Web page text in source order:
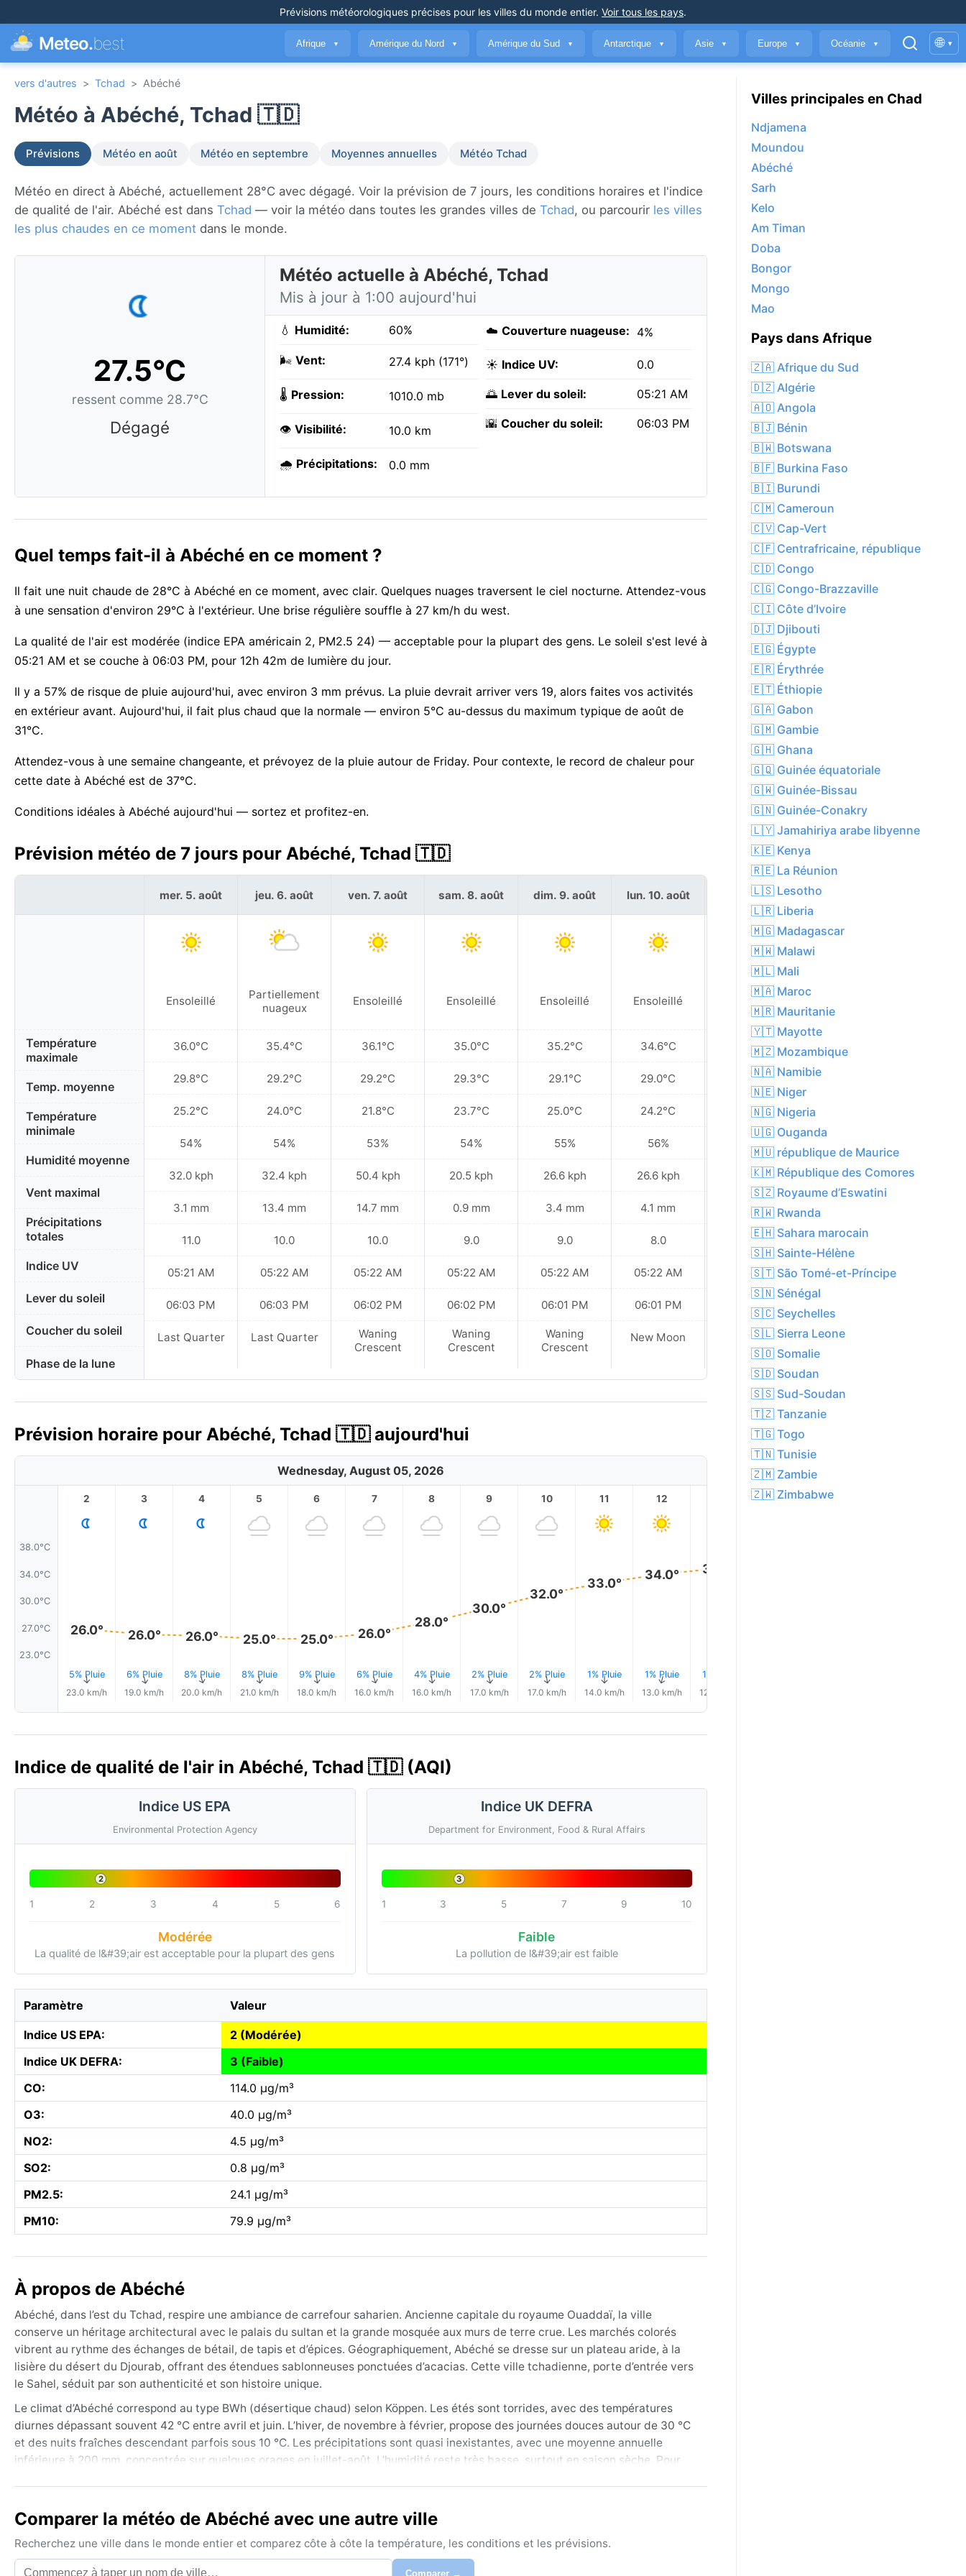
Prévisions météorologiques précises pour les villes du monde entier. Voir tous les pays.
Meteo.best Afrique ▼ Amérique du Nord ▼ Amérique du Sud ▼ Antarctique ▼ Asie ▼ Europe ▼ Océanie ▼ 🌐 ▾
vers d'autres > Tchad > Abéché
Météo à Abéché, Tchad 🇹🇩
Prévisions Météo en août Météo en septembre Moyennes annuelles Météo Tchad
Météo en direct à Abéché, actuellement 28°C avec dégagé. Voir la prévision de 7 jours, les conditions horaires et l'indice
de qualité de l'air. Abéché est dans Tchad — voir la météo dans toutes les grandes villes de Tchad, ou parcourir les villes
les plus chaudes en ce moment dans le monde.
27.5°C
ressent comme 28.7°C
Dégagé
Météo actuelle à Abéché, Tchad
Mis à jour à 1:00 aujourd'hui
💧 Humidité: 60%
🌬️ Vent: 27.4 kph (171°)
🌡️ Pression: 1010.0 mb
👁️ Visibilité: 10.0 km
🌧️ Précipitations: 0.0 mm
☁️ Couverture nuageuse: 4%
☀️ Indice UV: 0.0
🌅 Lever du soleil: 05:21 AM
🌇 Coucher du soleil: 06:03 PM
Quel temps fait-il à Abéché en ce moment ?
Il fait une nuit chaude de 28°C à Abéché en ce moment, avec clair. Quelques nuages traversent le ciel nocturne. Attendez-vous
à une sensation d'environ 29°C à l'extérieur. Une brise régulière souffle à 27 km/h du west.
La qualité de l'air est modérée (indice EPA américain 2, PM2.5 24) — acceptable pour la plupart des gens. Le soleil s'est levé à
05:21 AM et se couche à 06:03 PM, pour 12h 42m de lumière du jour.
Il y a 57% de risque de pluie aujourd'hui, avec environ 3 mm prévus. La pluie devrait arriver vers 19, alors faites vos activités
en extérieur avant. Aujourd'hui, il fait plus chaud que la normale — environ 5°C au-dessus du maximum typique de août de
31°C.
Attendez-vous à une semaine changeante, et prévoyez de la pluie autour de Friday. Pour contexte, le record de chaleur pour
cette date à Abéché est de 37°C.
Conditions idéales à Abéché aujourd'hui — sortez et profitez-en.
Prévision météo de 7 jours pour Abéché, Tchad 🇹🇩
Température
maximale
Temp. moyenne
Température
minimale
Humidité moyenne
Vent maximal
Précipitations
totales
Indice UV
Lever du soleil
Coucher du soleil
Phase de la lune
mer. 5. août
Ensoleillé
36.0°C
29.8°C
25.2°C
54%
32.0 kph
3.1 mm
11.0
05:21 AM
06:03 PM
Last Quarter
jeu. 6. août
Partiellement
nuageux
35.4°C
29.2°C
24.0°C
54%
32.4 kph
13.4 mm
10.0
05:22 AM
06:03 PM
Last Quarter
ven. 7. août
Ensoleillé
36.1°C
29.2°C
21.8°C
53%
50.4 kph
14.7 mm
10.0
05:22 AM
06:02 PM
Waning
Crescent
sam. 8. août
Ensoleillé
35.0°C
29.3°C
23.7°C
54%
20.5 kph
0.9 mm
9.0
05:22 AM
06:02 PM
Waning
Crescent
dim. 9. août
Ensoleillé
35.2°C
29.1°C
25.0°C
55%
26.6 kph
3.4 mm
9.0
05:22 AM
06:01 PM
Waning
Crescent
lun. 10. août
Ensoleillé
34.6°C
29.0°C
24.2°C
56%
26.6 kph
4.1 mm
8.0
05:22 AM
06:01 PM
New Moon
mar. 11. août
Ensoleillé
33.9°C
28.0°C
23.4°C
30.6 kph
8.3 mm
8.0
05:23 AM
06:00 PM
New Moon
Prévision horaire pour Abéché, Tchad 🇹🇩 aujourd'hui
Wednesday, August 05, 2026
38.0°C
34.0°C
30.0°C
27.0°C
23.0°C
2
26.0°
5% Pluie
↑
23.0 km/h
3
26.0°
6% Pluie
↑
19.0 km/h
4
26.0°
8% Pluie
↑
20.0 km/h
5
25.0°
8% Pluie
↑
21.0 km/h
6
25.0°
9% Pluie
↑
18.0 km/h
7
26.0°
6% Pluie
↑
16.0 km/h
8
28.0°
4% Pluie
↑
16.0 km/h
9
30.0°
2% Pluie
↑
17.0 km/h
10
32.0°
2% Pluie
↑
17.0 km/h
11
33.0°
1% Pluie
↑
14.0 km/h
12
34.0°
1% Pluie
↑
13.0 km/h
35.0°
1% Pluie
12.0 km/h
14 15
Indice de qualité de l'air in Abéché, Tchad 🇹🇩 (AQI)
Indice US EPA
Environmental Protection Agency
2
1 2 3 4 5 6
Modérée
La qualité de l&#39;air est acceptable pour la plupart des gens
Indice UK DEFRA
Department for Environment, Food & Rural Affairs
3
1 3 5 7 9 10
Faible
La pollution de l&#39;air est faible
Paramètre Valeur
Indice US EPA:
2 (Modérée)
Indice UK DEFRA:
3 (Faible)
CO:
114.0 µg/m³
O3:
40.0 µg/m³
NO2:
4.5 µg/m³
SO2:
0.8 µg/m³
PM2.5:
24.1 µg/m³
PM10:
79.9 µg/m³
À propos de Abéché
Abéché, dans l’est du Tchad, respire une ambiance de carrefour saharien. Ancienne capitale du royaume Ouaddaï, la ville
conserve un héritage architectural avec le palais du sultan et la grande mosquée aux murs de terre crue. Les marchés colorés
vibrent au rythme des échanges de bétail, de tapis et d’épices. Géographiquement, Abéché se dresse sur un plateau aride, à la
lisière du désert du Djourab, offrant des étendues sablonneuses ponctuées d’acacias. Cette ville tchadienne, porte d’entrée vers
le Sahel, séduit par son authenticité et son histoire unique.
Le climat d’Abéché correspond au type BWh (désertique chaud) selon Köppen. Les étés sont torrides, avec des températures
diurnes dépassant souvent 42 °C entre avril et juin. L’hiver, de novembre à février, propose des journées douces autour de 30 °C
et des nuits fraîches descendant parfois sous 10 °C. Les précipitations sont quasi inexistantes, avec une moyenne annuelle
inférieure à 200 mm, concentrée sur quelques orages en juillet-août. L’humidité reste très basse, surtout en saison sèche. Pour
Comparer la météo de Abéché avec une autre ville
Recherchez une ville dans le monde entier et comparez côte à côte la température, les conditions et les prévisions.
Comparer →
Villes principales en Chad
Ndjamena
Moundou
Abéché
Sarh
Kelo
Am Timan
Doba
Bongor
Mongo
Mao
Pays dans Afrique
🇿🇦 Afrique du Sud
🇩🇿 Algérie
🇦🇴 Angola
🇧🇯 Bénin
🇧🇼 Botswana
🇧🇫 Burkina Faso
🇧🇮 Burundi
🇨🇲 Cameroun
🇨🇻 Cap-Vert
🇨🇫 Centrafricaine, république
🇨🇩 Congo
🇨🇬 Congo-Brazzaville
🇨🇮 Côte d’Ivoire
🇩🇯 Djibouti
🇪🇬 Égypte
🇪🇷 Érythrée
🇪🇹 Éthiopie
🇬🇦 Gabon
🇬🇲 Gambie
🇬🇭 Ghana
🇬🇶 Guinée équatoriale
🇬🇼 Guinée-Bissau
🇬🇳 Guinée-Conakry
🇱🇾 Jamahiriya arabe libyenne
🇰🇪 Kenya
🇷🇪 La Réunion
🇱🇸 Lesotho
🇱🇷 Liberia
🇲🇬 Madagascar
🇲🇼 Malawi
🇲🇱 Mali
🇲🇦 Maroc
🇲🇷 Mauritanie
🇾🇹 Mayotte
🇲🇿 Mozambique
🇳🇦 Namibie
🇳🇪 Niger
🇳🇬 Nigeria
🇺🇬 Ouganda
🇲🇺 république de Maurice
🇰🇲 République des Comores
🇸🇿 Royaume d’Eswatini
🇷🇼 Rwanda
🇪🇭 Sahara marocain
🇸🇭 Sainte-Hélène
🇸🇹 São Tomé-et-Príncipe
🇸🇳 Sénégal
🇸🇨 Seychelles
🇸🇱 Sierra Leone
🇸🇴 Somalie
🇸🇩 Soudan
🇸🇸 Sud-Soudan
🇹🇿 Tanzanie
🇹🇬 Togo
🇹🇳 Tunisie
🇿🇲 Zambie
🇿🇼 Zimbabwe